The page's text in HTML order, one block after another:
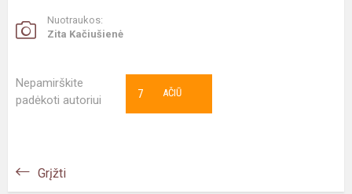
Nuotraukos:
Zita Kačiušienė
Nepamirškite
padėkoti autoriui
AČIŪ
7
Grįžti